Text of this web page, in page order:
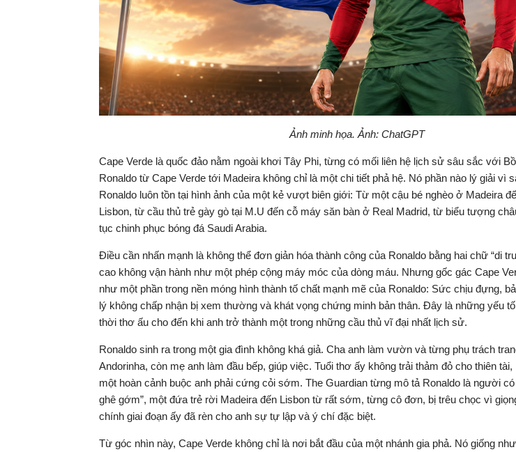
Ảnh minh họa. Ảnh: ChatGPT
Cape Verde là quốc đảo nằm ngoài khơi Tây Phi, từng có mối liên hệ lịch sử sâu sắc với
Ronaldo từ Cape Verde tới Madeira không chỉ là một chi tiết phả hệ. Nó phần nào lý giải vì
Ronaldo luôn tồn tại hình ảnh của một kẻ vượt biên giới: Từ một cậu bé nghèo ở Madeira
Lisbon, từ cầu thủ trẻ gày gò tại M.U đến cỗ máy săn bàn ở Real Madrid, từ biểu tượng
tục chinh phục bóng đá Saudi Arabia.
Điều cần nhấn mạnh là không thể đơn giản hóa thành công của Ronaldo bằng hai chữ “di
cao không vận hành như một phép cộng máy móc của dòng máu. Nhưng gốc gác Cape
như một phần trong nền móng hình thành tố chất mạnh mẽ của Ronaldo: Sức chịu đựng,
lý không chấp nhận bị xem thường và khát vọng chứng minh bản thân. Đây là những yếu
thời thơ ấu cho đến khi anh trở thành một trong những cầu thủ vĩ đại nhất lịch sử.
Ronaldo sinh ra trong một gia đình không khá giả. Cha anh làm vườn và từng phụ trách
Andorinha, còn mẹ anh làm đầu bếp, giúp việc. Tuổi thơ ấy không trải thảm đỏ cho thiên
một hoàn cảnh buộc anh phải cứng cỏi sớm. The Guardian từng mô tả Ronaldo là người
ghê gớm”, một đứa trẻ rời Madeira đến Lisbon từ rất sớm, từng cô đơn, bị trêu chọc vì
chính giai đoạn ấy đã rèn cho anh sự tự lập và ý chí đặc biệt.
Từ góc nhìn này, Cape Verde không chỉ là nơi bắt đầu của một nhánh gia phả. Nó giống